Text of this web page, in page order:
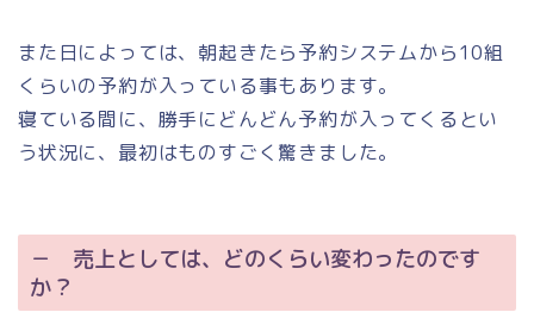
また日によっては、朝起きたら予約システムから10組
くらいの予約が入っている事もあります。
寝ている間に、勝手にどんどん予約が入ってくるとい
う状況に、最初はものすごく驚きました。
－ 売上としては、どのくらい変わったのです
か？